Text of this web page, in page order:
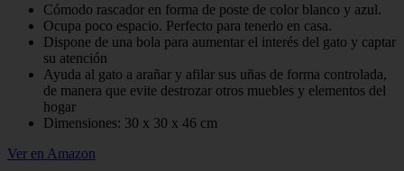
Cómodo rascador en forma de poste de color blanco y azul.
Ocupa poco espacio. Perfecto para tenerlo en casa.
Dispone de una bola para aumentar el interés del gato y captar
su atención
Ayuda al gato a arañar y afilar sus uñas de forma controlada,
de manera que evite destrozar otros muebles y elementos del
hogar
Dimensiones: 30 x 30 x 46 cm
Ver en Amazon